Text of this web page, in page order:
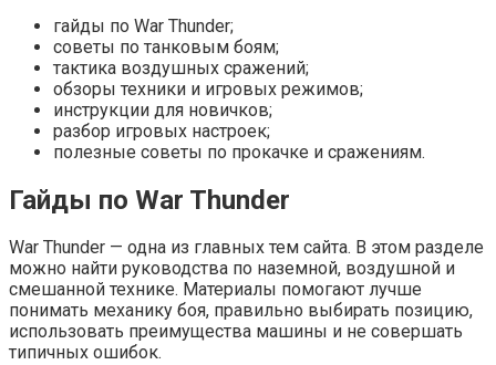
гайды по War Thunder;
советы по танковым боям;
тактика воздушных сражений;
обзоры техники и игровых режимов;
инструкции для новичков;
разбор игровых настроек;
полезные советы по прокачке и сражениям.
Гайды по War Thunder
War Thunder — одна из главных тем сайта. В этом разделе
можно найти руководства по наземной, воздушной и
смешанной технике. Материалы помогают лучше
понимать механику боя, правильно выбирать позицию,
использовать преимущества машины и не совершать
типичных ошибок.